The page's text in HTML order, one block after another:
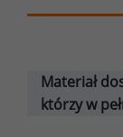
Materiał
którzy w